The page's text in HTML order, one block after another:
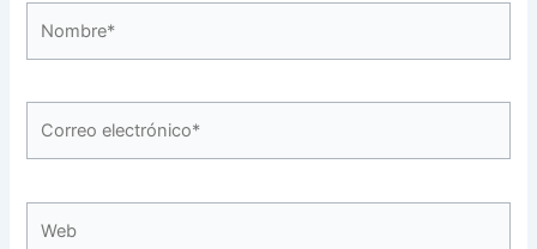
electrónico*